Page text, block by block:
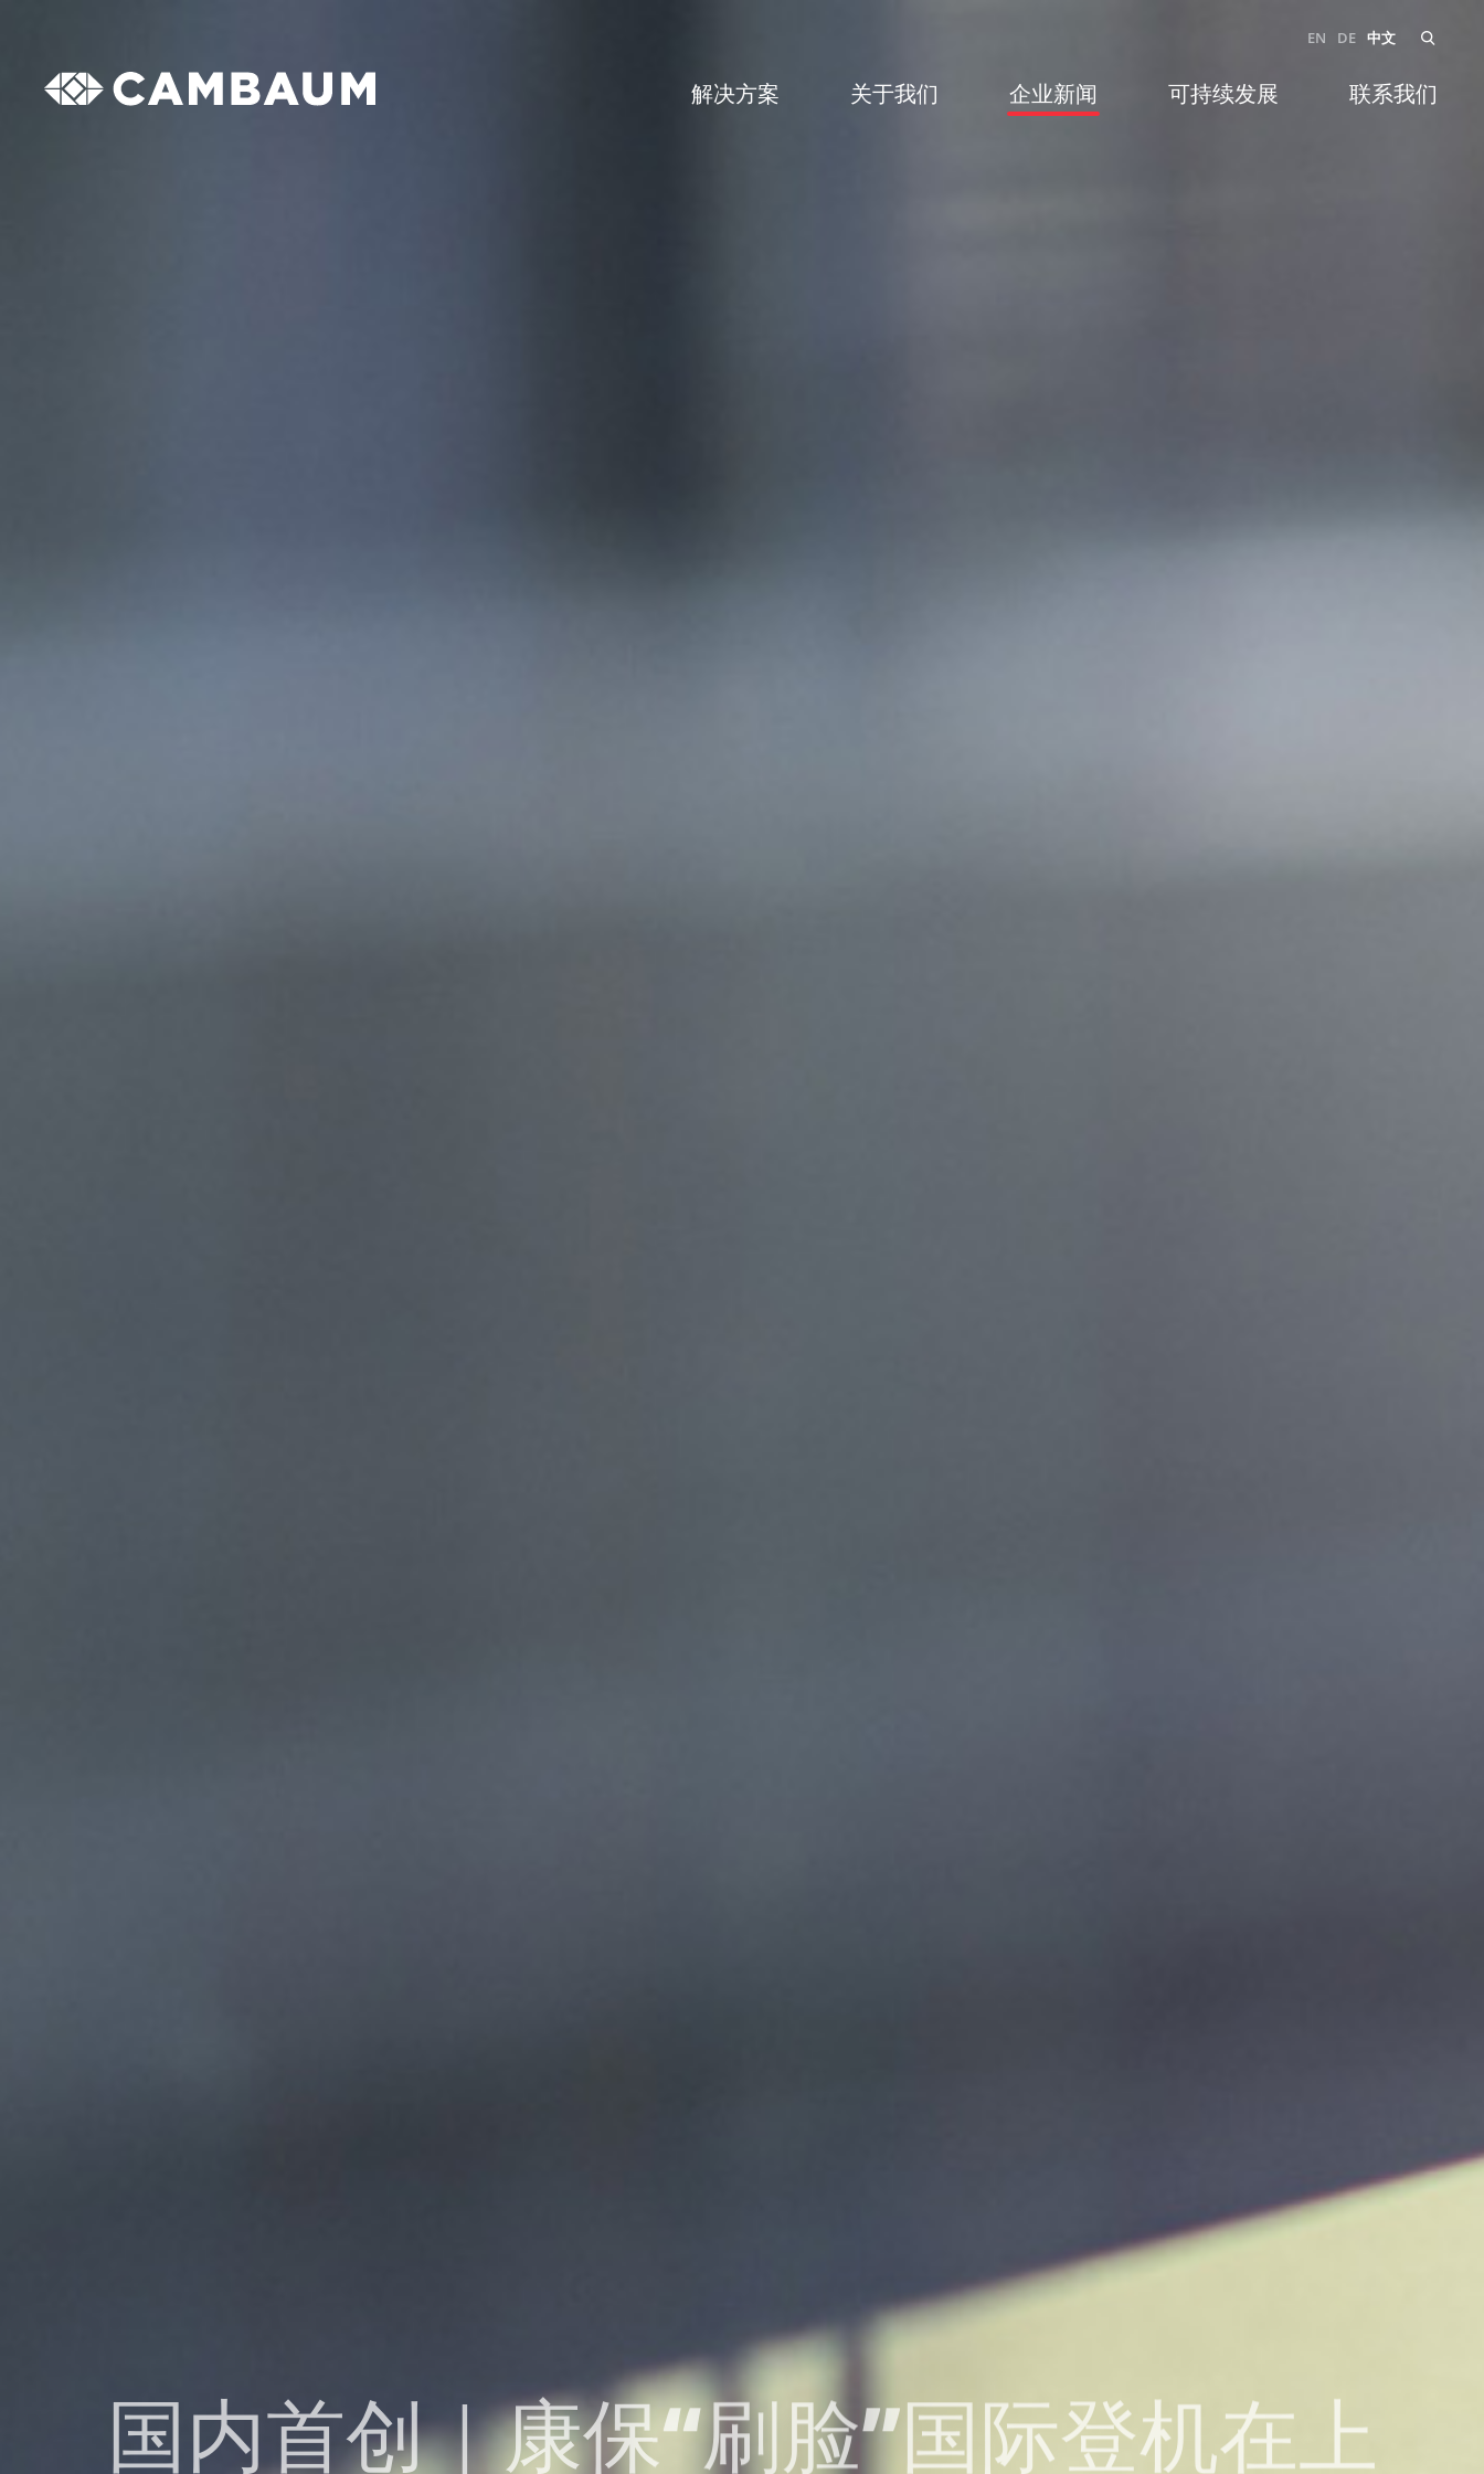
解决方案 关于我们 企业新闻 可持续发展 联系我们
EN DE 中文
国内首创｜康保“刷脸”国际登机在上